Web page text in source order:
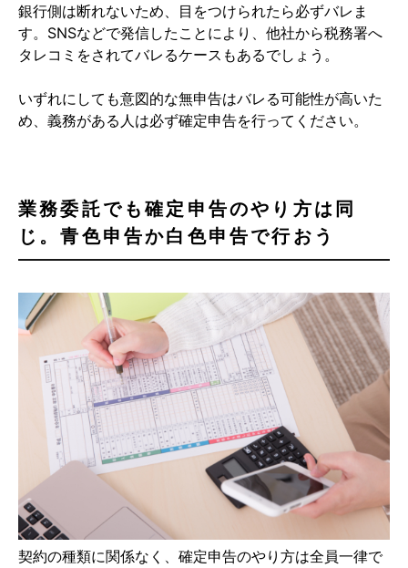
銀行側は断れないため、目をつけられたら必ずバレま
す。SNSなどで発信したことにより、他社から税務署へ
タレコミをされてバレるケースもあるでしょう。
いずれにしても意図的な無申告はバレる可能性が高いた
め、義務がある人は必ず確定申告を行ってください。
業務委託でも確定申告のやり方は同
じ。青色申告か白色申告で行おう
契約の種類に関係なく、確定申告のやり方は全員一律で